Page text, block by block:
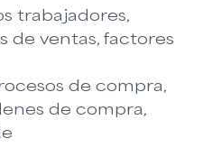
trabajadores,
de ventas, factores
de compra,
de compra,